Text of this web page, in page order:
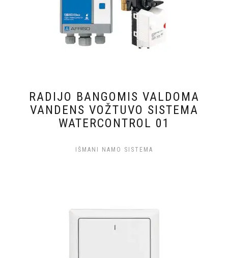
RADIJO BANGOMIS VALDOMA
VANDENS VOŽTUVO SISTEMA
WATERCONTROL 01
IŠMANI NAMO SISTEMA